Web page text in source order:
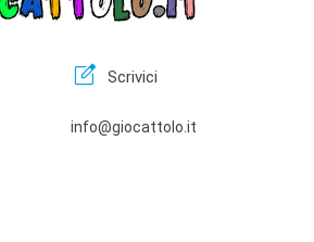
edit_square Scrivici
info@giocattolo.it